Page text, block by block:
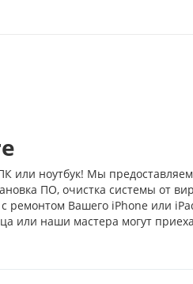
или ноутбук! Мы
ПО, очистка системы от
ремонтом Вашего iPhone или
или наши мастера могут